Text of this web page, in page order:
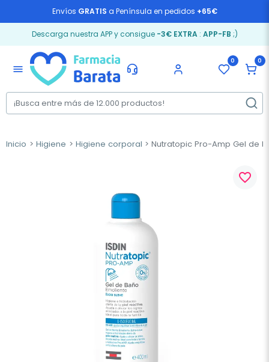
Envíos GRATIS a Península en pedidos +65€
Descarga nuestra APP y consigue -3€ EXTRA: APP-FB ;)
menu
0 0
Inicio Higiene Higiene corporal Nutratopic Pro-Amp Gel de
favorite_border